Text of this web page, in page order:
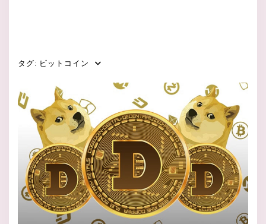
タグ: ビットコイン